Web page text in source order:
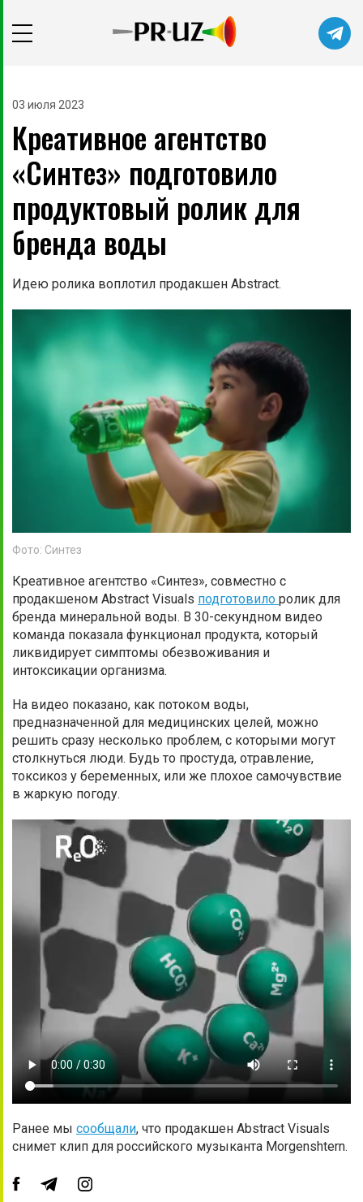
03 июля 2023
Креативное агентство
«Синтез» подготовило
продуктовый ролик для
бренда воды
Идею ролика воплотил продакшен Abstract.
Фото: Синтез
Креативное агентство «Синтез», совместно с
продакшеном Abstract Visuals подготовило ролик для
бренда минеральной воды. В 30-секундном видео
команда показала функционал продукта, который
ликвидирует симптомы обезвоживания и
интоксикации организма.
На видео показано, как потоком воды,
предназначенной для медицинских целей, можно
решить сразу несколько проблем, с которыми могут
столкнуться люди. Будь то простуда, отравление,
токсикоз у беременных, или же плохое самочувствие
в жаркую погоду.
Ранее мы сообщали, что продакшен Abstract Visuals
снимет клип для российского музыканта Morgenshtern.